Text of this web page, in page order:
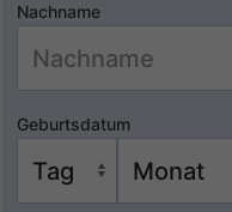
Nachname
Geburtsdatum